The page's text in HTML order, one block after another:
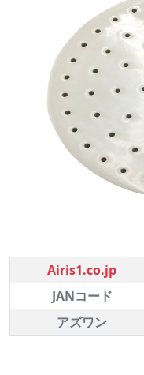
Airis1.co.jp
JANコード
アズワン